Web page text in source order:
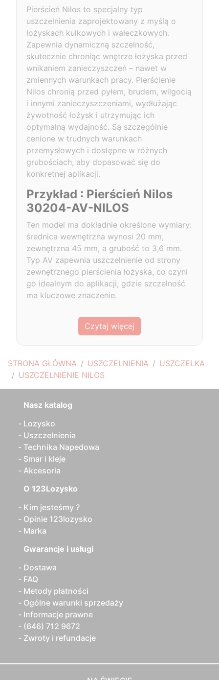
STRONA GŁÓWNA USZCZELNIENIA
USZCZELKA
USZCZELNIENIE NILOS
Pierścień Nilos to specjalny typ
uszczelnienia zaprojektowany z myślą o
łożyskach kulkowych i wałeczkowych.
Zapewnia dynamiczną szczelność,
skutecznie chroniąc wnętrze łożyska przed
wnikaniem zanieczyszczeń – nawet w
zmiennych warunkach pracy. Pierścienie
Nilos chronią przed pyłem, brudem, wilgocią
i innymi zanieczyszczeniami, wydłużając
żywotność łożysk i utrzymując ich
optymalną wydajność. Są szczególnie
cenione w trudnych warunkach
przemysłowych i dostępne w różnych
grubościach, aby dopasować się do
konkretnej aplikacji.
Przykład : Pierścień Nilos
30204-AV-NILOS
Ten model ma dokładnie określone wymiary:
średnica wewnętrzna wynosi 20 mm,
zewnętrzna 45 mm, a grubość to 3,6 mm.
Typ AV zapewnia uszczelnienie od strony
zewnętrznego pierścienia łożyska, co czyni
go idealnym do aplikacji, gdzie szczelność
ma kluczowe znaczenie.
Czytaj więcej
Nasz katalog
Lozysko
Uszczelnienia
Technika Napedowa
Smar i kleje
Akcesoria
O 123Lozysko
Kim jesteśmy ?
Opinie 123lozysko
Marka
Gwarancje i usługi
Dostawa
FAQ
Metody płatności
Ogólne warunki sprzedaży
Informacje prawne
(646) 712 9672
Zwroty i refundacje